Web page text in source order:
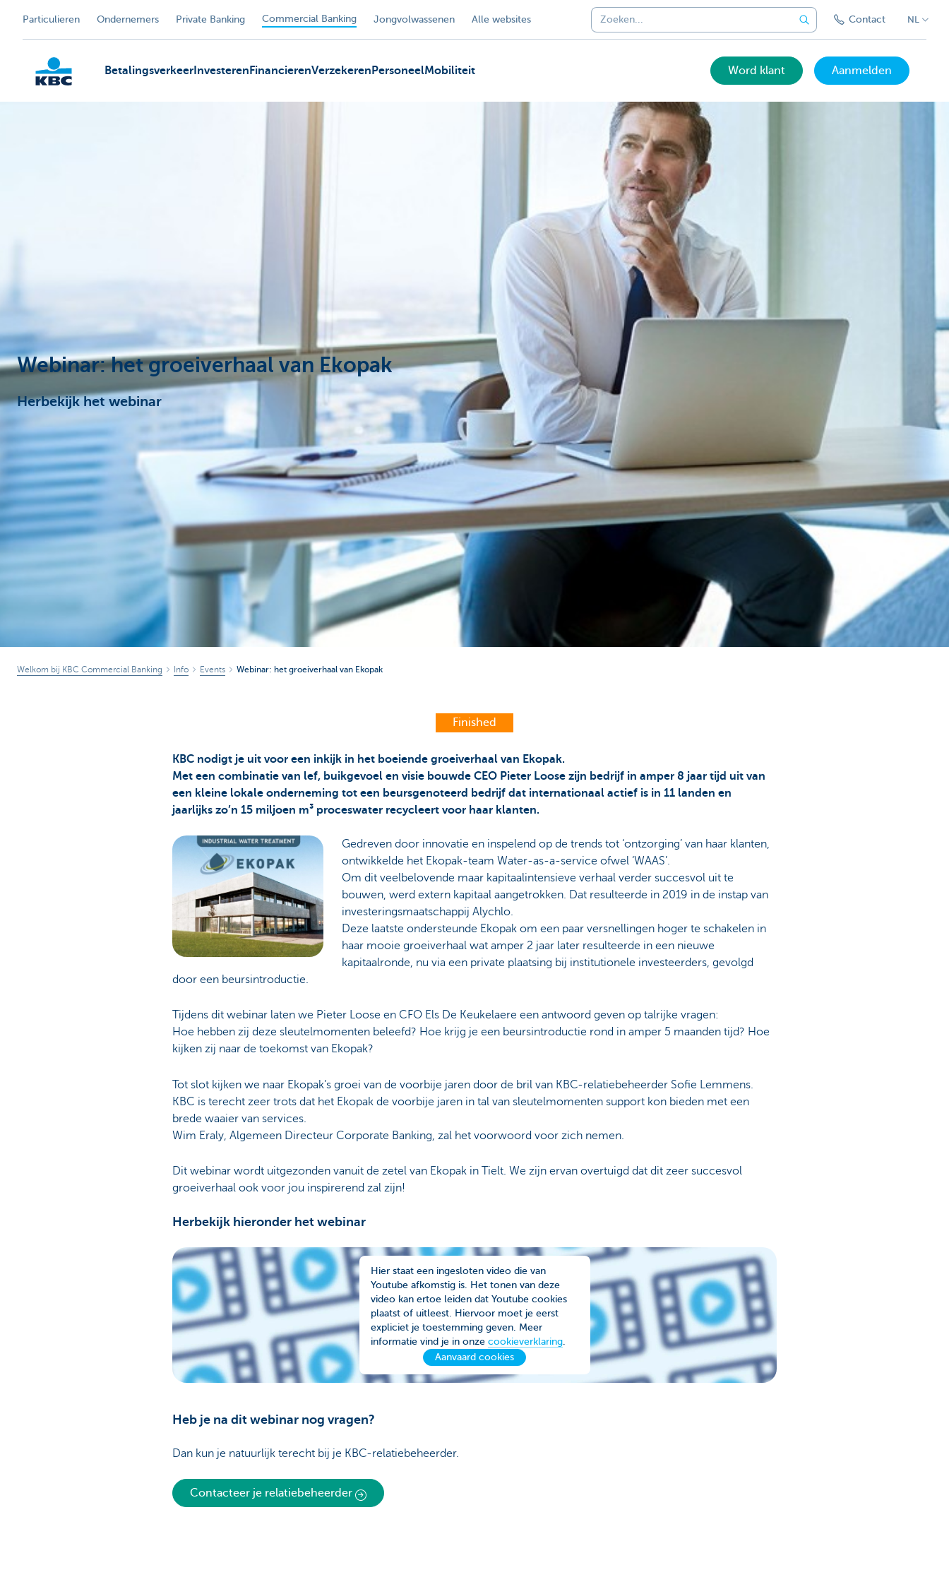
Particulieren Ondernemers Private Banking Commercial Banking Jongvolwassenen Alle websites Contact NL
Betalingsverkeer Investeren FinancierenVerzekeren PersoneelMobiliteit Word klant Aanmelden
Webinar: het groeiverhaal van Ekopak
Herbekijk het webinar
Welkom bij KBC Commercial Banking Info Events Webinar: het groeiverhaal van Ekopak
Finished
KBC nodigt je uit voor een inkijk in het boeiende groeiverhaal van Ekopak.
Met een combinatie van lef, buikgevoel en visie bouwde CEO Pieter Loose zijn bedrijf in amper 8 jaar tijd uit van
een kleine lokale onderneming tot een beursgenoteerd bedrijf dat internationaal actief is in 11 landen en
jaarlijks zo’n 15 miljoen m³ proceswater recycleert voor haar klanten.
Gedreven door innovatie en inspelend op de trends tot ‘ontzorging’ van haar klanten,
ontwikkelde het Ekopak-team Water-as-a-service ofwel ‘WAAS’.
Om dit veelbelovende maar kapitaalintensieve verhaal verder succesvol uit te
bouwen, werd extern kapitaal aangetrokken. Dat resulteerde in 2019 in de instap van
investeringsmaatschappij Alychlo.
Deze laatste ondersteunde Ekopak om een paar versnellingen hoger te schakelen in
haar mooie groeiverhaal wat amper 2 jaar later resulteerde in een nieuwe
kapitaalronde, nu via een private plaatsing bij institutionele investeerders, gevolgd
door een beursintroductie.
Tijdens dit webinar laten we Pieter Loose en CFO Els De Keukelaere een antwoord geven op talrijke vragen:
Hoe hebben zij deze sleutelmomenten beleefd? Hoe krijg je een beursintroductie rond in amper 5 maanden tijd? Hoe
kijken zij naar de toekomst van Ekopak?
Tot slot kijken we naar Ekopak’s groei van de voorbije jaren door de bril van KBC-relatiebeheerder Sofie Lemmens.
KBC is terecht zeer trots dat het Ekopak de voorbije jaren in tal van sleutelmomenten support kon bieden met een
brede waaier van services.
Wim Eraly, Algemeen Directeur Corporate Banking, zal het voorwoord voor zich nemen.
Dit webinar wordt uitgezonden vanuit de zetel van Ekopak in Tielt. We zijn ervan overtuigd dat dit zeer succesvol
groeiverhaal ook voor jou inspirerend zal zijn!
Herbekijk hieronder het webinar
Hier staat een ingesloten video die van
Youtube afkomstig is. Het tonen van deze
video kan ertoe leiden dat Youtube cookies
plaatst of uitleest. Hiervoor moet je eerst
expliciet je toestemming geven. Meer
informatie vind je in onze cookieverklaring.
Aanvaard cookies
Heb je na dit webinar nog vragen?
Dan kun je natuurlijk terecht bij je KBC-relatiebeheerder.
Contacteer je relatiebeheerder